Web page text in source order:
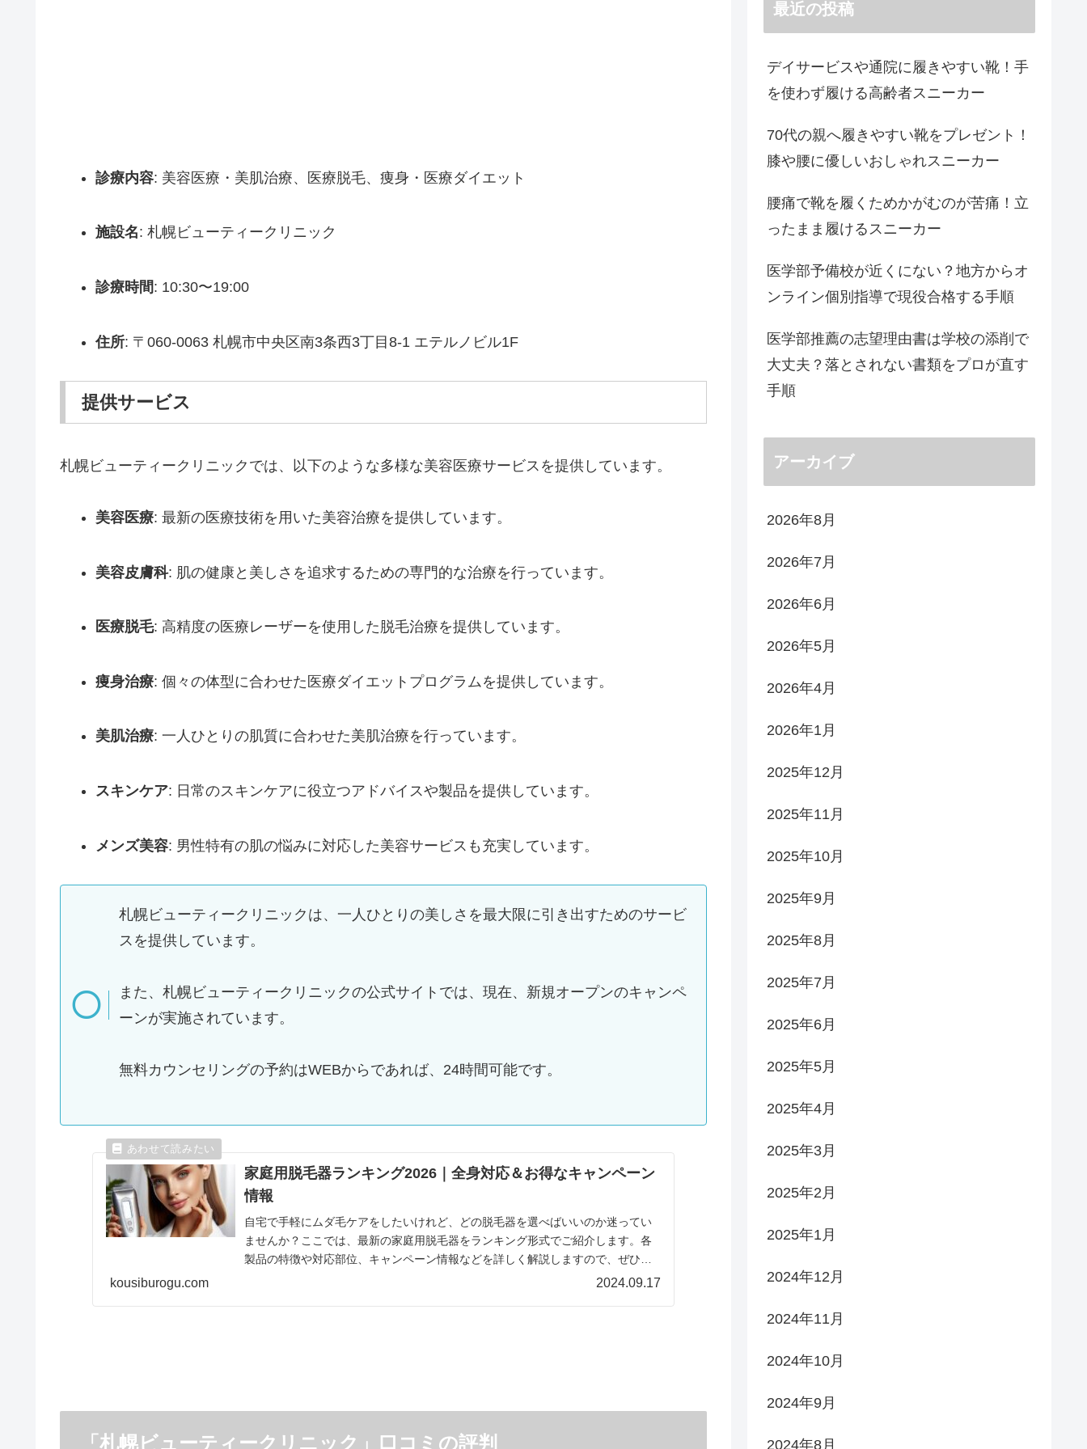
診療内容: 美容医療・美肌治療、医療脱毛、痩身・医療ダイエット
施設名: 札幌ビューティークリニック
診療時間: 10:30〜19:00
住所: 〒060-0063 札幌市中央区南3条西3丁目8-1 エテルノビル1F
提供サービス
札幌ビューティークリニックでは、以下のような多様な美容医療サービスを提供しています。
美容医療: 最新の医療技術を用いた美容治療を提供しています。
美容皮膚科: 肌の健康と美しさを追求するための専門的な治療を行っています。
医療脱毛: 高精度の医療レーザーを使用した脱毛治療を提供しています。
痩身治療: 個々の体型に合わせた医療ダイエットプログラムを提供しています。
美肌治療: 一人ひとりの肌質に合わせた美肌治療を行っています。
スキンケア: 日常のスキンケアに役立つアドバイスや製品を提供しています。
メンズ美容: 男性特有の肌の悩みに対応した美容サービスも充実しています。
札幌ビューティークリニックは、一人ひとりの美しさを最大限に引き出すためのサービ
スを提供しています。
また、札幌ビューティークリニックの公式サイトでは、現在、新規オープンのキャンペ
ーンが実施されています。
無料カウンセリングの予約はWEBからであれば、24時間可能です。
家庭用脱毛器ランキング2026｜全身対応＆お得なキャンペーン
情報
自宅で手軽にムダ毛ケアをしたいけれど、どの脱毛器を選べばいいのか迷ってい
ませんか？ここでは、最新の家庭用脱毛器をランキング形式でご紹介します。各
製品の特徴や対応部位、キャンペーン情報などを詳しく解説しますので、ぜひ参
kousiburogu.com 2024.09.17
「札幌ビューティークリニック」口コミの評判
最近の投稿
デイサービスや通院に履きやすい靴！手
を使わず履ける高齢者スニーカー
70代の親へ履きやすい靴をプレゼント！
膝や腰に優しいおしゃれスニーカー
腰痛で靴を履くためかがむのが苦痛！立
ったまま履けるスニーカー
医学部予備校が近くにない？地方からオ
ンライン個別指導で現役合格する手順
医学部推薦の志望理由書は学校の添削で
大丈夫？落とされない書類をプロが直す
手順
アーカイブ
2026年8月
2026年7月
2026年6月
2026年5月
2026年4月
2026年1月
2025年12月
2025年11月
2025年10月
2025年9月
2025年8月
2025年7月
2025年6月
2025年5月
2025年4月
2025年3月
2025年2月
2025年1月
2024年12月
2024年11月
2024年10月
2024年9月
2024年8月